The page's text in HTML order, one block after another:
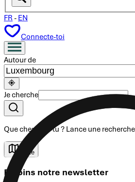
FR - EN
Connecte-toi
Autour de
Je cherche
Que cherches-tu ? Lance une recherche
Carte
Rejoins notre newsletter